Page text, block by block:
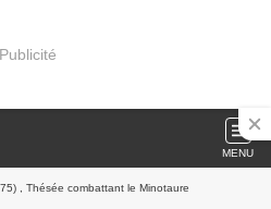
Publicité
MENU
, Thésée combattant le Minotaure